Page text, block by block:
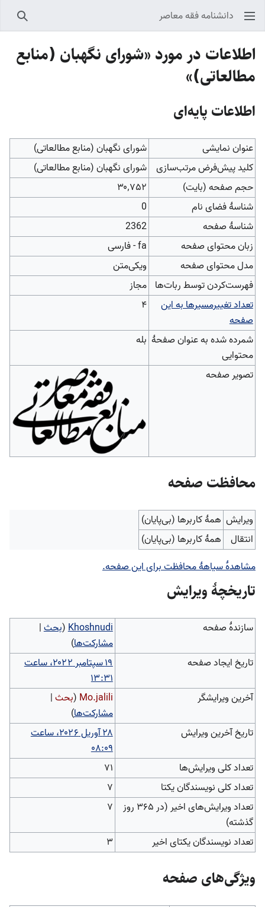
دانشنامه فقه معاصر
اطلاعات در مورد «شورای نگهبان (منابع
مطالعاتی)»
اطلاعات پایه‌ای
عنوان نمایشی
شورای نگهبان (منابع مطالعاتی)
کلید پیش‌فرض مرتب‌سازی
شورای نگهبان (منابع مطالعاتی)
حجم صفحه (بایت)
۳۰٬۷۵۲
شناسهٔ فضای نام
0
شناسهٔ صفحه
2362
زبان محتوای صفحه
fa - فارسی
مدل محتوای صفحه
ویکی‌متن
‌فهرست‌کردن توسط ربات‌ها مجاز
تعداد تغییرمسیرها به این
صفحه
۴
شمرده شده به عنوان صفحهٔ
محتوایی
بله
تصویر صفحه
محافظت صفحه
ویرایش همهٔ کاربرها (بی‌پایان)
انتقال
همهٔ کاربرها (بی‌پایان)
مشاهدۀ سیاهۀ محافظت برای این صفحه.
تاریخچۀ ویرایش
سازندۀ صفحه Khoshnudi
(بحث|
مشارکت‌ها)
تاریخ ایجاد صفحه
‏۱۹ سپتامبر ۲۰۲۲، ساعت
۱۳:۳۱
آخرین ویرایشگر
Mo.jalili
(بحث|
مشارکت‌ها)
تاریخ آخرین ویرایش
‏۲۸ آوریل ۲۰۲۶، ساعت
۰۸:۰۹
تعداد کلی ویرایش‌ها
۷۱
تعداد کلی نویسندگان یکتا
۷
تعداد ویرایش‌های اخیر (در ۳۶۵ روز
گذشته)
۷
تعداد نویسندگان یکتای اخیر ۳
ويژگی‌های صفحه